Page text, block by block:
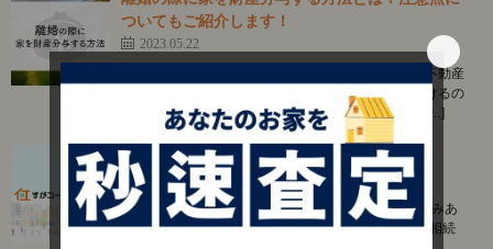
ついてもご紹介します！
2023.05.22
離婚した際の財産分与は大きな問題ですよね。特に不動産
は価値も大きく、互いが納得できる分配方法を見つけるの
に時間がかかるかもしれません。今回は、家を財産[…]
相続不動産について
2025.03.28
目次 1. 相続した不動産の悩みを解決 1.1. こんなお悩みあ
りませんか？ 1.2. 相続不動産の流れ 1.3. 共有名義の相続